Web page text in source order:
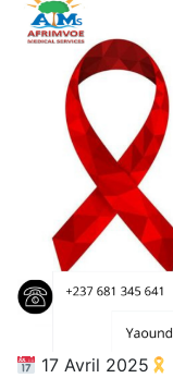
17 Avril 2025